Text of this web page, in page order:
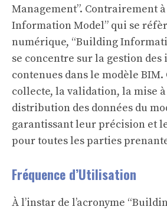
Management”. Contrairement
Information Model” qui se
numérique, “Building
se concentre sur la gestion
contenues dans le modèle
collecte, la validation, la mise
distribution des données du
garantissant leur précision et
pour toutes les parties
Fréquence d’Utilisation
À l’instar de l’acronyme